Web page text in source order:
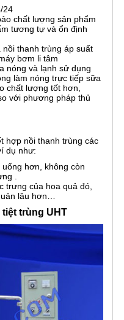
24
chất lượng sản phẩm
tương tự và ổn định
thanh trùng áp suất
bơm li tâm
nóng và lạnh sử dụng
làm nóng trực tiếp sữa
chất lượng tốt hơn,
với phương pháp thủ
hợp nồi thanh trùng các
dụ như:
hơn, không còn
.
trưng của hoa quả đó,
lâu hơn…
trùng UHT